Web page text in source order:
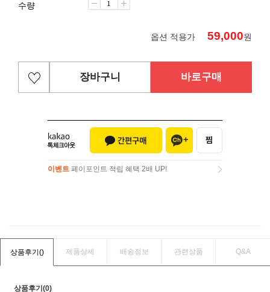
수량
옵션 적용가 59,000원
장바구니 바로구매
이벤트 페이포인트 적립 혜택 2배 UP!
상품후기() 제품상세 배송정보 관련상품 Q&A
상품후기(0)